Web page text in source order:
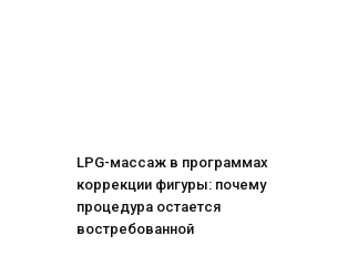
LPG-массаж в программах
коррекции фигуры: почему
процедура остается
востребованной